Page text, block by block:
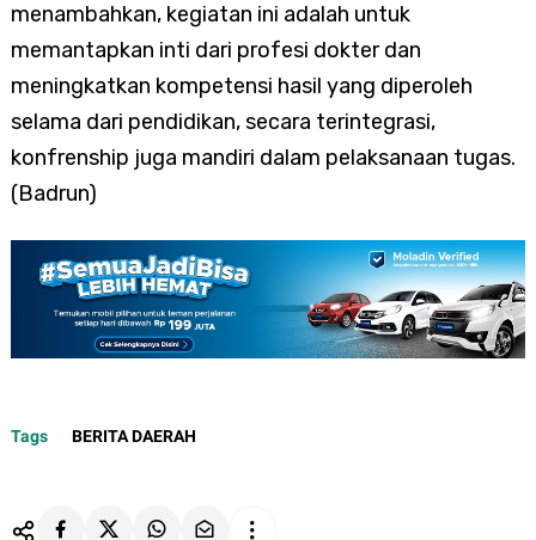
menambahkan, kegiatan ini adalah untuk
memantapkan inti dari profesi dokter dan
meningkatkan kompetensi hasil yang diperoleh
selama dari pendidikan, secara terintegrasi,
konfrenship juga mandiri dalam pelaksanaan tugas.
(Badrun)
Tags BERITA DAERAH